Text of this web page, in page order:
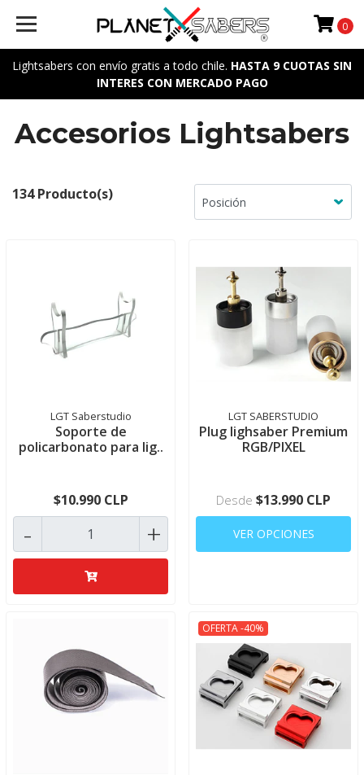
Lightsabers con envío gratis a todo chile. HASTA 9 CUOTAS SIN
INTERES CON MERCADO PAGO
0
Accesorios Lightsabers
134 Producto(s)
LGT Saberstudio
Soporte de
policarbonato para lig..
$10.990 CLP
+
-
LGT SABERSTUDIO
Plug lighsaber Premium
RGB/PIXEL
Desde $13.990 CLP
VER OPCIONES
OFERTA -40%